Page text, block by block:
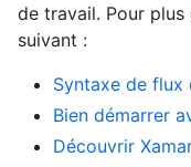
de travail. Pour plus
suivant :
Syntaxe de
Bien démarrer
Découvrir